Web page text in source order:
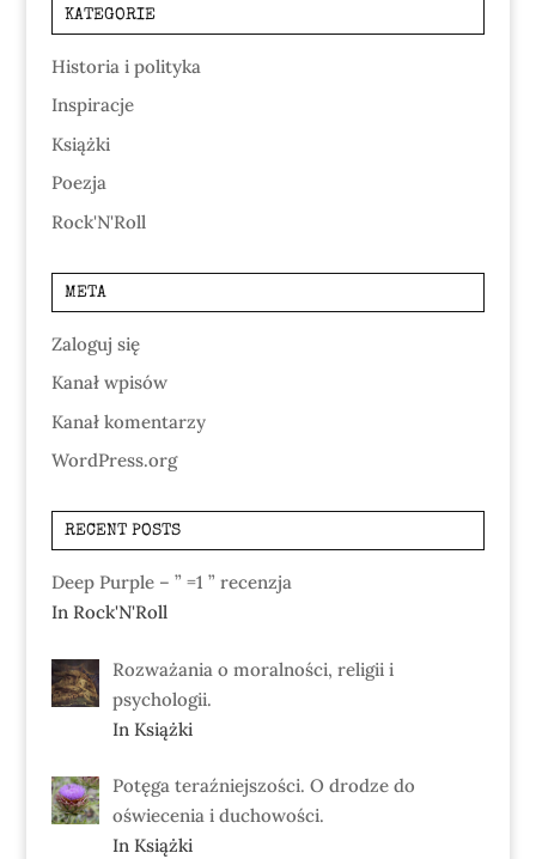
KATEGORIE
Historia i polityka
Inspiracje
Książki
Poezja
Rock'N'Roll
META
Zaloguj się
Kanał wpisów
Kanał komentarzy
WordPress.org
RECENT POSTS
Deep Purple – ” =1 ” recenzja
In Rock'N'Roll
Rozważania o moralności, religii i
psychologii.
In Książki
Potęga teraźniejszości. O drodze do
oświecenia i duchowości.
In Książki